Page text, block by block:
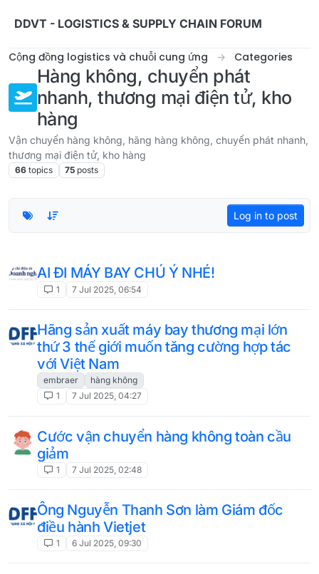
DDVT - LOGISTICS & SUPPLY CHAIN FORUM
Cộng đồng logistics và chuỗi cung ứng Categories
Hàng không, chuyển phát
nhanh, thương mại điện tử, kho
hàng
Vận chuyển hàng không, hãng hàng không, chuyển phát nhanh,
thương mại điện tử, kho hàng
66 topics 75 posts
Log in to post
AI ĐI MÁY BAY CHÚ Ý NHÉ!
1 7 Jul 2025, 06:54
Hãng sản xuất máy bay thương mại lớn
thứ 3 thế giới muốn tăng cường hợp tác
với Việt Nam
embraer
hàng không
1
7 Jul 2025, 04:27
Cước vận chuyển hàng không toàn cầu
giảm
1 7 Jul 2025, 02:48
Ông Nguyễn Thanh Sơn làm Giám đốc
điều hành Vietjet
1 6 Jul 2025, 09:30